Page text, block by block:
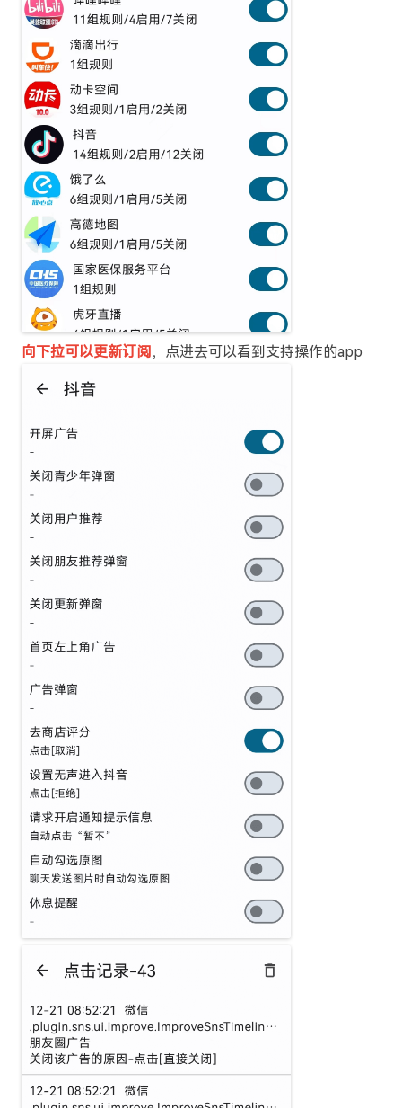
向下拉可以更新订阅 ，点进去可以看到支持操作的app